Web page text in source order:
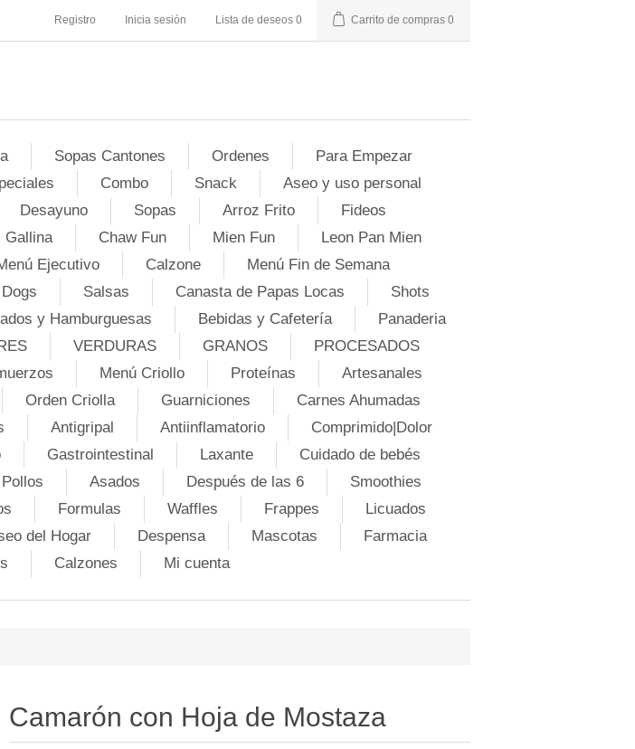
Registro Inicia sesión Lista de deseos 0 Carrito de compras 0
Sopas Cantones Ordenes
Para Empezar
Combo Snack
Aseo y uso personal
Desayuno Sopas Arroz Frito
Fideos
Gallina Chaw Fun Mien Fun
Leon Pan Mien
Ejecutivo Calzone
Menú Fin de Semana
Salsas Canasta de Papas Locas
Shots
y Hamburguesas Bebidas y Cafetería
Panaderia
VERDURAS GRANOS
PROCESADOS
Menú Criollo Proteínas
Artesanales
Orden Criolla Guarniciones
Carnes Ahumadas
Antigripal Antiinflamatorio
Comprimido|Dolor
Gastrointestinal Laxante
Cuidado de bebés
Pollos Asados Después de las 6
Smoothies
Formulas Waffles Frappes
Licuados
del Hogar Despensa Mascotas
Farmacia
Calzones Mi cuenta
Camarón con Hoja de Mostaza